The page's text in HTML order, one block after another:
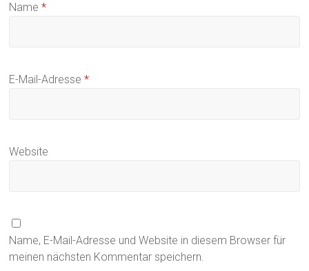
Name*
E-Mail-Adresse*
Website
Name, E-Mail-Adresse und Website in diesem Browser für
meinen nächsten Kommentar speichern.